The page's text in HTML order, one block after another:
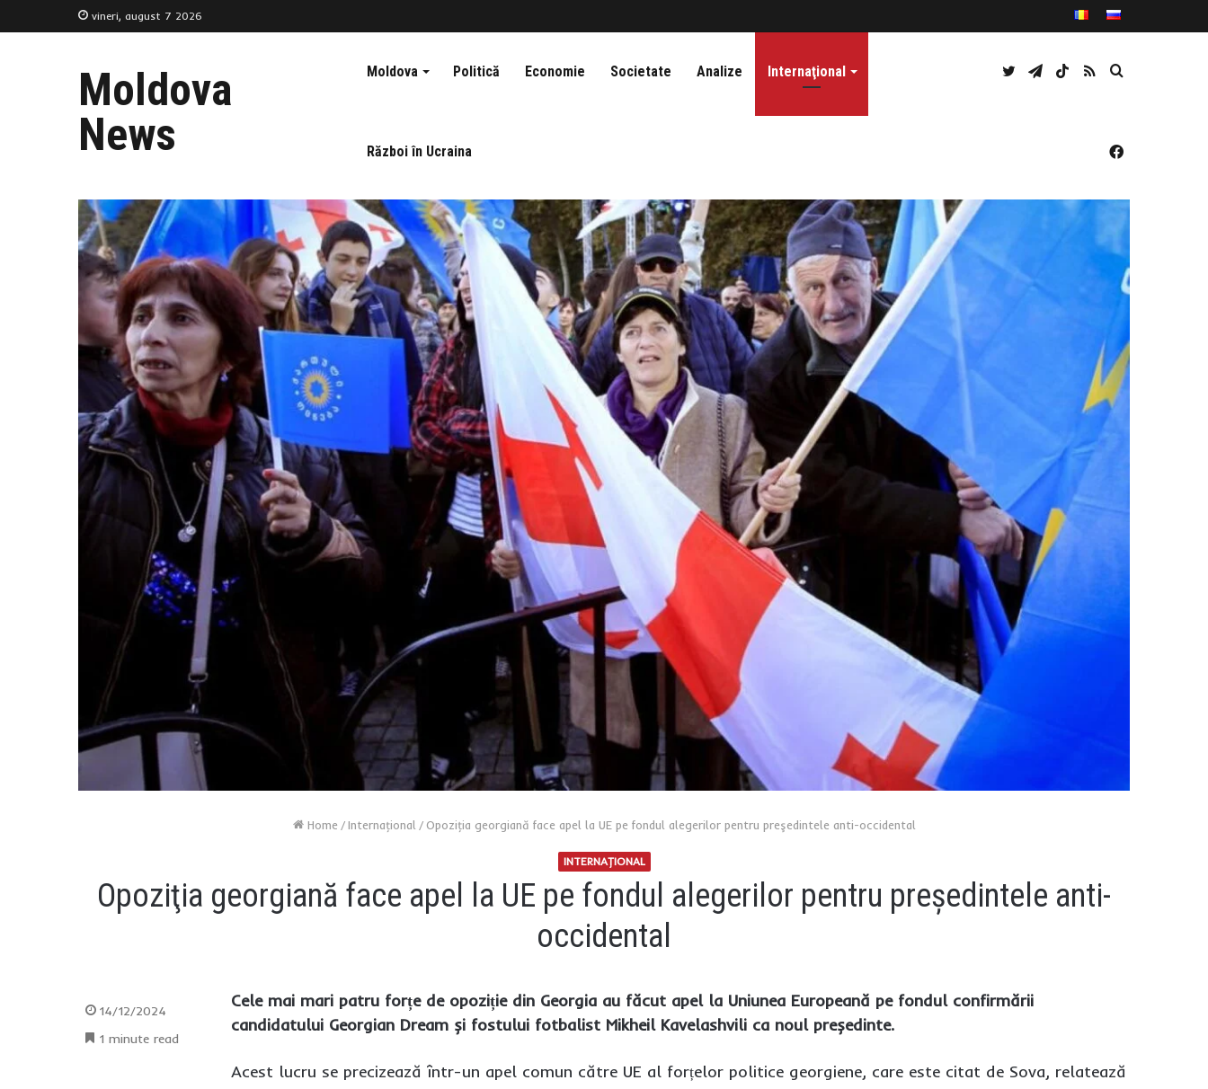
vineri, august 7 2026
Moldova
News
Moldova Politică Economie Societate Analize Internaţional
Război în Ucraina
Caută
RSS
TikTok
Telegram
Twitter
Facebook
Home / Internaţional / Opoziţia georgiană face apel la UE pe fondul alegerilor pentru preşedintele anti-occidental
INTERNAŢIONAL
Opoziţia georgiană face apel la UE pe fondul alegerilor pentru preşedintele anti-
occidental
Cele mai mari patru forțe de opoziție din Georgia au făcut apel la Uniunea Europeană pe fondul confirmării
candidatului Georgian Dream și fostului fotbalist Mikheil Kavelashvili ca noul președinte.
Acest lucru se precizează într-un apel comun către UE al forțelor politice georgiene, care este citat de Sova, relatează
14/12/2024
1 minute read